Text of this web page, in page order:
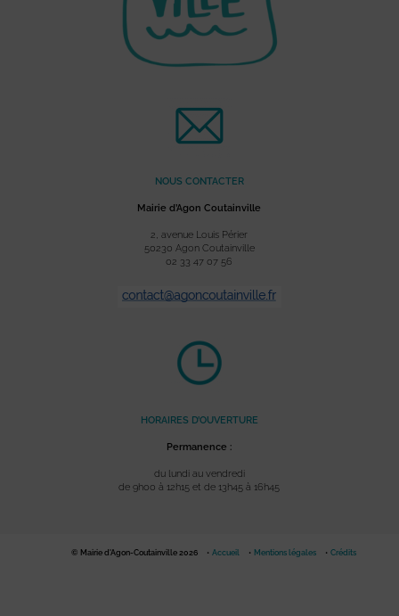
NOUS CONTACTER
Mairie d’Agon Coutainville
2, avenue Louis Périer
50230 Agon Coutainville
02 33 47 07 56
HORAIRES D’OUVERTURE
Permanence :
du lundi au vendredi
de 9h00 à 12h15 et de 13h45 à 16h45
© Mairie d'Agon-Coutainville 2026 Accueil Mentions légales Crédits